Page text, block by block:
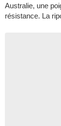
Australie, une
résistance. La